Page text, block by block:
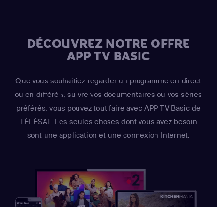
DÉCOUVREZ NOTRE OFFRE
APP TV BASIC
Que vous souhaitiez regarder un programme en direct
ou en différé 3, suivre vos documentaires ou vos séries
préférés, vous pouvez tout faire avec APP TV Basic de
TÉLÉSAT. Les seules choses dont vous avez besoin
sont une application et une connexion Internet.